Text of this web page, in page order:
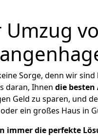
Sorge, denn wir sind
daran, Ihnen die besten
Geld zu sparen, und
ein großes Haus in
immer die perfekte